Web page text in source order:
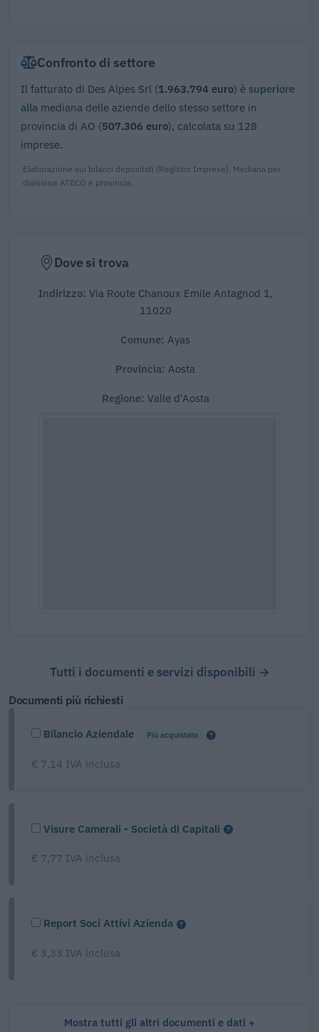
Confronto di settore
Il fatturato di Des Alpes Srl (1.963.794 euro) è superiore
alla mediana delle aziende dello stesso settore in
provincia di AO (507.306 euro), calcolata su 128
imprese.
Elaborazione sui bilanci depositati (Registro Imprese). Mediana per
divisione ATECO e provincia.
Dove si trova
Indirizzo: Via Route Chanoux Emile Antagnod 1,
11020
Comune: Ayas
Provincia: Aosta
Regione: Valle d'Aosta
Tutti i documenti e servizi disponibili →
Documenti più richiesti
Bilancio Aziendale Più acquistato
€ 7,14 IVA inclusa
Visure Camerali - Società di Capitali
€ 7,77 IVA inclusa
Report Soci Attivi Azienda
€ 3,33 IVA inclusa
Mostra tutti gli altri documenti e dati